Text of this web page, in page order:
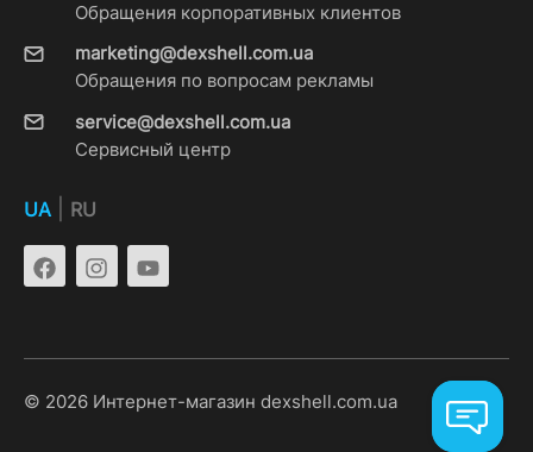
Обращения корпоративных клиентов
marketing@dexshell.com.ua
Обращения по вопросам рекламы
service@dexshell.com.ua
Сервисный центр
UA RU
© 2026 Интернет-магазин dexshell.com.ua